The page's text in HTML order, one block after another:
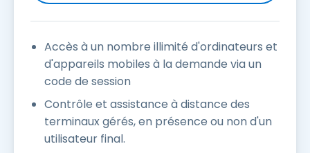
Accès à un nombre illimité d'ordinateurs et
d'appareils mobiles à la demande via un
code de session
Contrôle et assistance à distance des
terminaux gérés, en présence ou non d'un
utilisateur final.